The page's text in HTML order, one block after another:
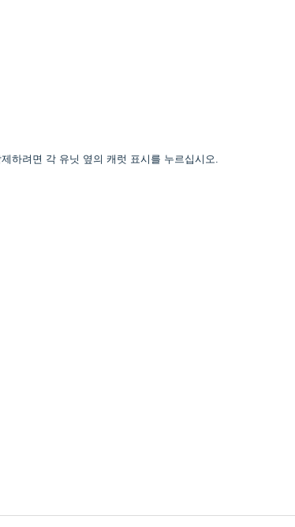
하려면 각 유닛 옆의 캐럿 표시를 누르십시오.